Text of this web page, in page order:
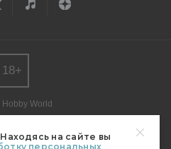
на сайте вы
персональных
World
18+